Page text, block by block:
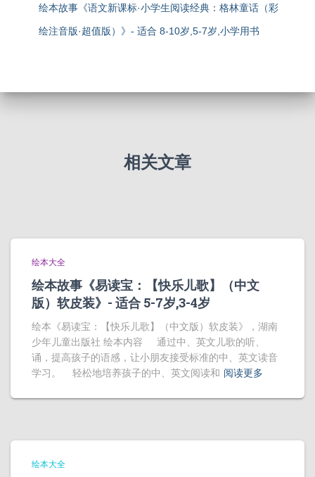
绘本故事《语文新课标·小学生阅读经典：格林童话（彩
绘注音版·超值版）》- 适合 8-10岁,5-7岁,小学用书
相关文章
绘本大全
绘本故事《易读宝：【快乐儿歌】（中文
版）软皮装》- 适合 5-7岁,3-4岁
绘本《易读宝：【快乐儿歌】（中文版）软皮装》，湖南
少年儿童出版社 绘本内容 通过中、英文儿歌的听、
诵，提高孩子的语感，让小朋友接受标准的中、英文读音
学习。 轻松地培养孩子的中、英文阅读和 阅读更多
绘本大全